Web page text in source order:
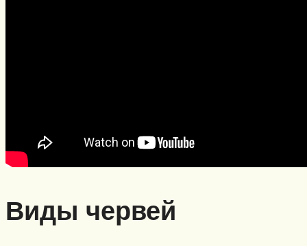
Виды червей